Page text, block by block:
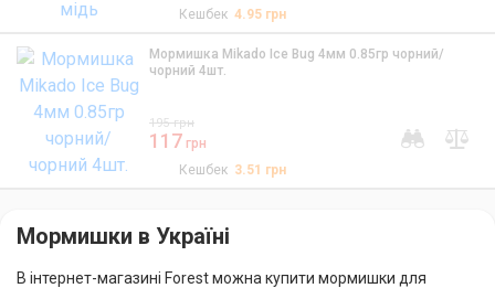
Кешбек4.95 грн
Мормишка Mikado Ice Bug 4мм 0.85гр чорний/
чорний 4шт.
195 грн
117 грн
Кешбек 3.51 грн
Мормишки в Україні
В інтернет-магазині Forest можна купити мормишки для